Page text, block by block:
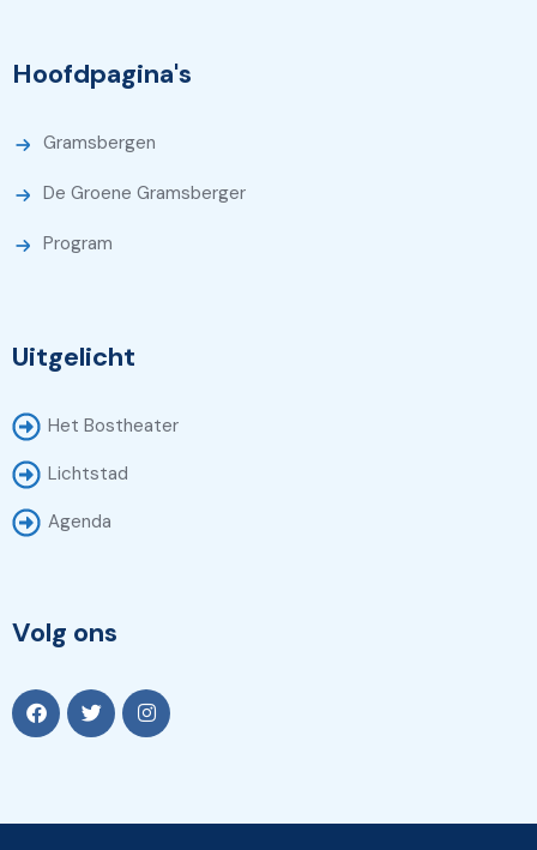
Hoofdpagina's
Gramsbergen
De Groene Gramsberger
Program
Uitgelicht
Het Bostheater
Lichtstad
Agenda
Volg ons